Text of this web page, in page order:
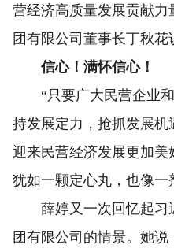
营经济高质量发展贡献力
团有限公司董事长丁秋花
信心！满怀信心！
“只要广大民营企业和
持发展定力，抢抓发展
迎来民营经济发展更加美
犹如一颗定心丸，也像一
薛婷又一次回忆起习
团有限公司的情景。她